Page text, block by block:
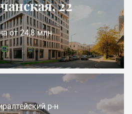
22
от 24,8 млн
р-н